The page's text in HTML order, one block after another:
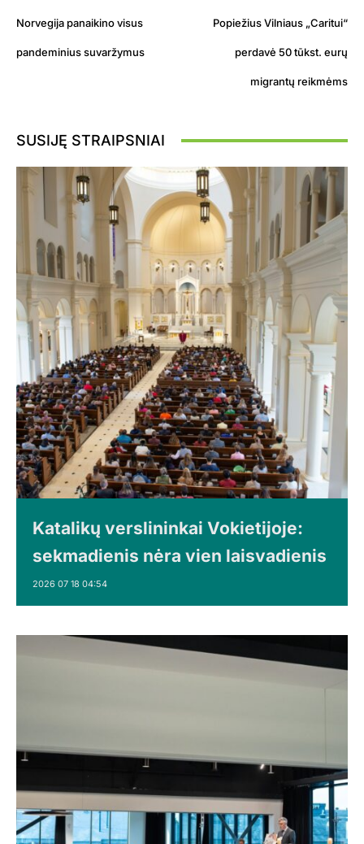
Norvegija panaikino visus
pandeminius suvaržymus
Popiežius Vilniaus „Caritui“
perdavė 50 tūkst. eurų
migrantų reikmėms
SUSIJĘ STRAIPSNIAI
Katalikų verslininkai Vokietijoje:
sekmadienis nėra vien laisvadienis
2026 07 18 04:54